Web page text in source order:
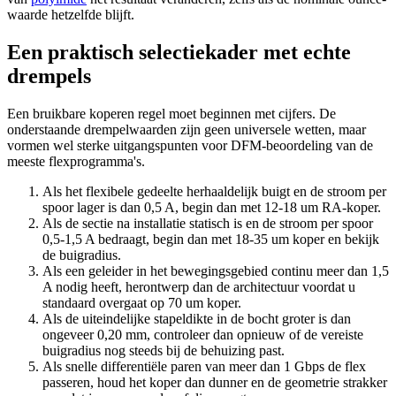
waarde hetzelfde blijft.
Een praktisch selectiekader met echte
drempels
Een bruikbare koperen regel moet beginnen met cijfers. De
onderstaande drempelwaarden zijn geen universele wetten, maar
vormen wel sterke uitgangspunten voor DFM-beoordeling van de
meeste flexprogramma's.
Als het flexibele gedeelte herhaaldelijk buigt en de stroom per
spoor lager is dan 0,5 A, begin dan met 12-18 um RA-koper.
Als de sectie na installatie statisch is en de stroom per spoor
0,5-1,5 A bedraagt, begin dan met 18-35 um koper en bekijk
de buigradius.
Als een geleider in het bewegingsgebied continu meer dan 1,5
A nodig heeft, herontwerp dan de architectuur voordat u
standaard overgaat op 70 um koper.
Als de uiteindelijke stapeldikte in de bocht groter is dan
ongeveer 0,20 mm, controleer dan opnieuw of de vereiste
buigradius nog steeds bij de behuizing past.
Als snelle differentiële paren van meer dan 1 Gbps de flex
passeren, houd het koper dan dunner en de geometrie strakker